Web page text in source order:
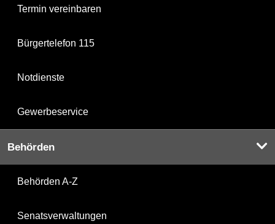
Termin vereinbaren
Bürgertelefon 115
Notdienste
Gewerbeservice
Behörden
Behörden A-Z
Senatsverwaltungen